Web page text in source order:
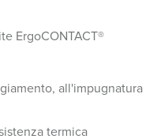
ErgoCONTACT®
all'impugnatura
termica